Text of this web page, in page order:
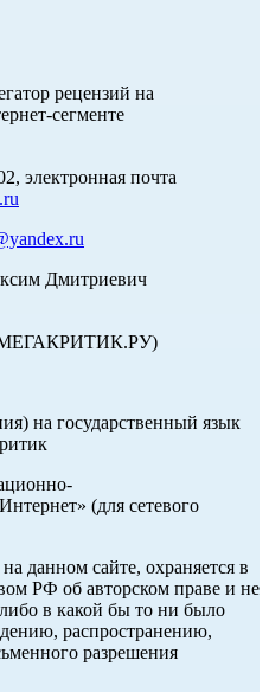
рецензий на
сегменте
электронная почта
Дмитриевич
на государственный язык
(для сетевого
данном сайте, охраняется в
РФ об авторском праве и не
в какой бы то ни было
распространению,
разрешения